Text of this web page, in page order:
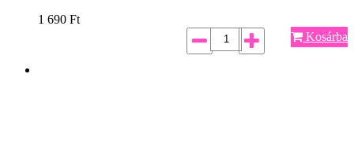
1 690 Ft
Kosárba